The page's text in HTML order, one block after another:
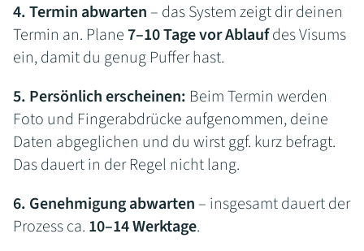
4. Termin abwarten – das System zeigt dir deinen
Termin an. Plane7–10 Tage vor Ablaufdes Visums
ein, damit du genug Puffer hast.
5. Persönlich erscheinen: Beim Termin werden
Foto und Fingerabdrücke aufgenommen, deine
Daten abgeglichen und du wirst ggf. kurz befragt.
Das dauert in der Regel nicht lang.
6. Genehmigung abwarten – insgesamt dauert der
Prozess ca. 10–14 Werktage.